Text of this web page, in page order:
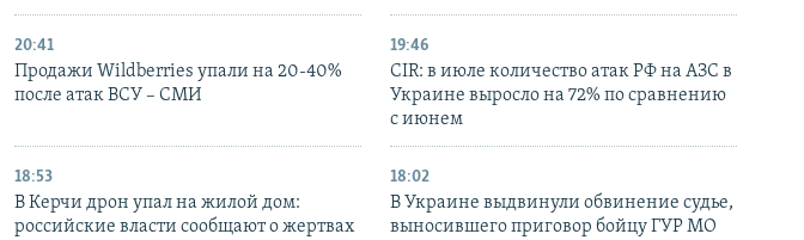
20:41
Продажи Wildberries упали на 20-40%
после атак ВСУ – СМИ
19:46
CIR: в июле количество атак РФ на АЗС в
Украине выросло на 72% по сравнению
с июнем
18:53
В Керчи дрон упал на жилой дом:
российские власти сообщают о жертвах
18:02
В Украине выдвинули обвинение судье,
выносившего приговор бойцу ГУР МО